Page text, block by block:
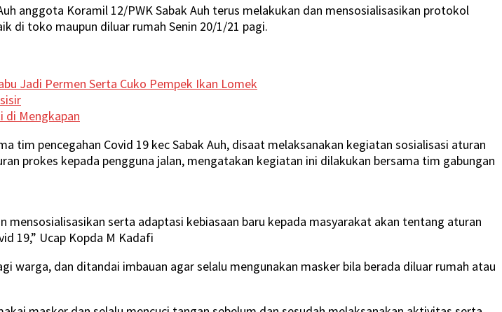
anggota Koramil 12/PWK Sabak Auh terus melakukan dan mensosialisasikan protokol
di toko maupun diluar rumah Senin 20/1/21 pagi.
Jadi Permen Serta Cuko Pempek Ikan Lomek
di Mengkapan
tim pencegahan Covid 19 kec Sabak Auh, disaat melaksanakan kegiatan sosialisasi aturan
prokes kepada pengguna jalan, mengatakan kegiatan ini dilakukan bersama tim gabungan
serta adaptasi kebiasaan baru kepada masyarakat akan tentang aturan
19,” Ucap Kopda M Kadafi
warga, dan ditandai imbauan agar selalu mengunakan masker bila berada diluar rumah atau